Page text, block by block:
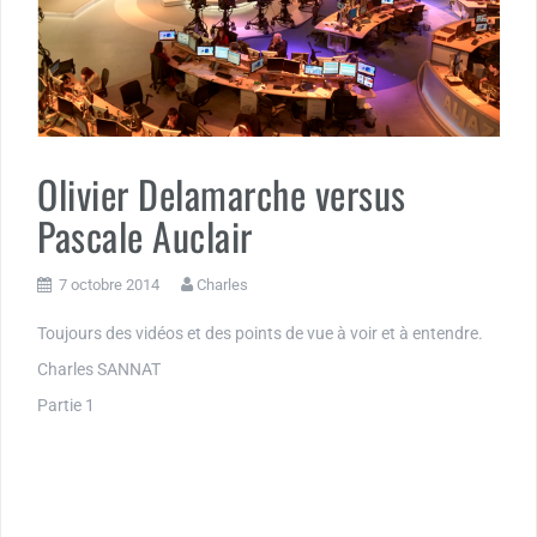
Olivier Delamarche versus
Pascale Auclair
7 octobre 2014 Charles
Toujours des vidéos et des points de vue à voir et à entendre.
Charles SANNAT
Partie 1